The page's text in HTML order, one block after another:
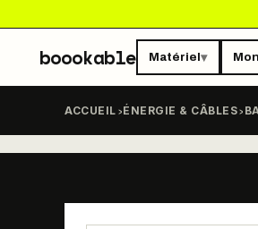
boookable Matériel▾
ACCUEIL ›ÉNERGIE & CÂBLES›